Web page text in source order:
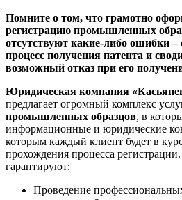
Помните о том, что грамотно
регистрацию промышленных
отсутствуют какие-либо ошибки
процесс получения патента и
возможный отказ при его
Юридическая компания
предлагает огромный комплекс
промышленных образцов, в
информационные и юридические
которым каждый клиент будет в
прохождения процесса
гарантируют:
Проведение